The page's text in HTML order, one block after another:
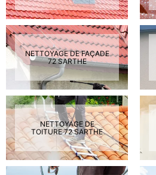
NETTOYAGE DE FAÇADE
72 SARTHE
NETTOYAGE DE
TOITURE 72 SARTHE